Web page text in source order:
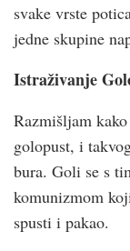
svake vrste
jedne skupine
Istraživanje
Razmišljam
golopust, i
bura. Goli se s
komunizmom
spusti i pakao.